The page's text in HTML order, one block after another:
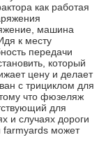
как работая
машина
к месту
передачи
который
цену и делает
с трициклом для
что фюзеляж
для
и случаях дороги
farmyards может